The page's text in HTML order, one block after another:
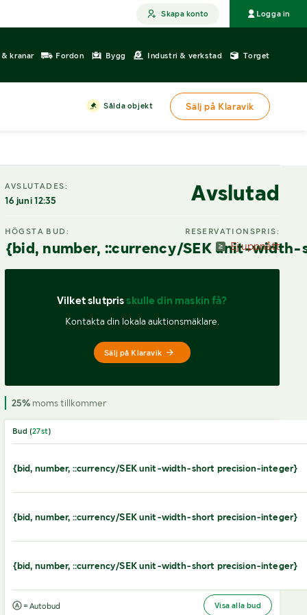
Skapa konto Logga in
kranar Fordon Bygg Industri & verkstad Torget
Sålda objekt Sälj på Klaravik
AVSLUTADES:
16 juni 12:35 Avslutad
HÖGSTA BUD:
{bid, number, ::currency/SEK unit-
RESERVATIONSPRIS:
Ej uppnått
Vilket slutpris skulle din maskin få?
Kontakta din lokala auktionsmäklare.
Sälj på Klaravik
25%moms tillkommer
Bud (27st)
{bid, number, ::currency/SEK unit-width-short precision-integer}
{bid, number, ::currency/SEK unit-width-short precision-integer}
{bid, number, ::currency/SEK unit-width-short precision-integer}
= Autobud Visa alla bud